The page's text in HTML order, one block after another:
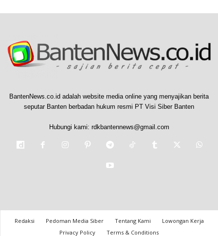
BantenNews.co.id adalah website media online yang menyajikan berita
seputar Banten berbadan hukum resmi PT Visi Siber Banten
Hubungi kami: rdkbantennews@gmail.com
Redaksi Pedoman Media Siber Tentang Kami
Lowongan Kerja
Privacy Policy
Terms & Conditions